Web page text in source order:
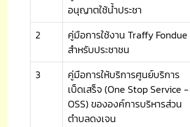
อนุญาตใช้น้ำประชา
2
คู่มือการใช้งาน Traffy Fondue
สำหรับประชาชน
3
คู่มือการให้บริการศูนย์บริการ
เบ็ดเสร็จ (One Stop Service -
OSS) ขององค์การบริหารส่วน
ตำบลดงเจน